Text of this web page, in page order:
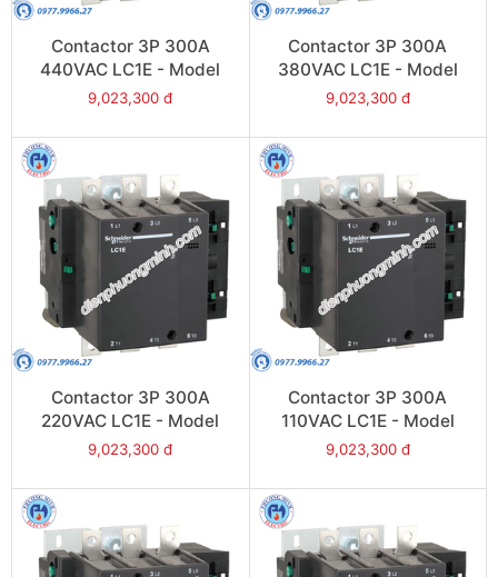
Contactor 3P 300A
440VAC LC1E - Model
LC1E300R6
9,023,300 đ
Contactor 3P 300A
380VAC LC1E - Model
LC1E300Q6
9,023,300 đ
Contactor 3P 300A
220VAC LC1E - Model
LC1E300M6
9,023,300 đ
Contactor 3P 300A
110VAC LC1E - Model
LC1E300F6
9,023,300 đ